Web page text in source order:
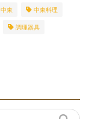
中東 中東料理
調理器具